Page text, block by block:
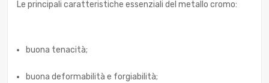
Le principali caratteristiche essenziali del metallo cromo:
buona tenacità;
buona deformabilità e forgiabilità;